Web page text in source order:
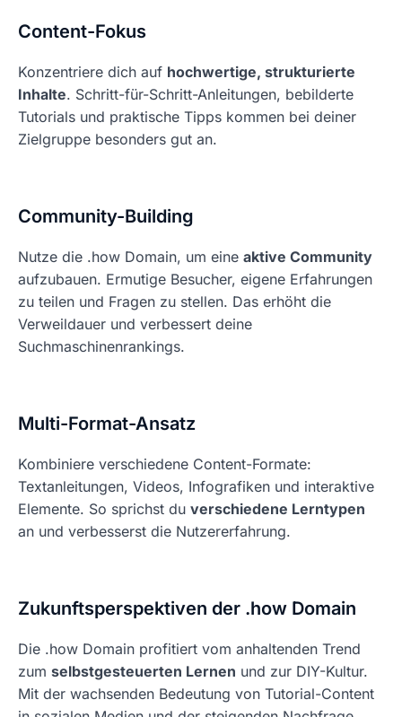
Content-Fokus
Konzentriere dich auf hochwertige, strukturierte
Inhalte. Schritt-für-Schritt-Anleitungen, bebilderte
Tutorials und praktische Tipps kommen bei deiner
Zielgruppe besonders gut an.
Community-Building
Nutze die .how Domain, um eine aktive Community
aufzubauen. Ermutige Besucher, eigene Erfahrungen
zu teilen und Fragen zu stellen. Das erhöht die
Verweildauer und verbessert deine
Suchmaschinenrankings.
Multi-Format-Ansatz
Kombiniere verschiedene Content-Formate:
Textanleitungen, Videos, Infografiken und interaktive
Elemente. So sprichst du verschiedene Lerntypen
an und verbesserst die Nutzererfahrung.
Zukunftsperspektiven der .how Domain
Die .how Domain profitiert vom anhaltenden Trend
zum selbstgesteuerten Lernen und zur DIY-Kultur.
Mit der wachsenden Bedeutung von Tutorial-Content